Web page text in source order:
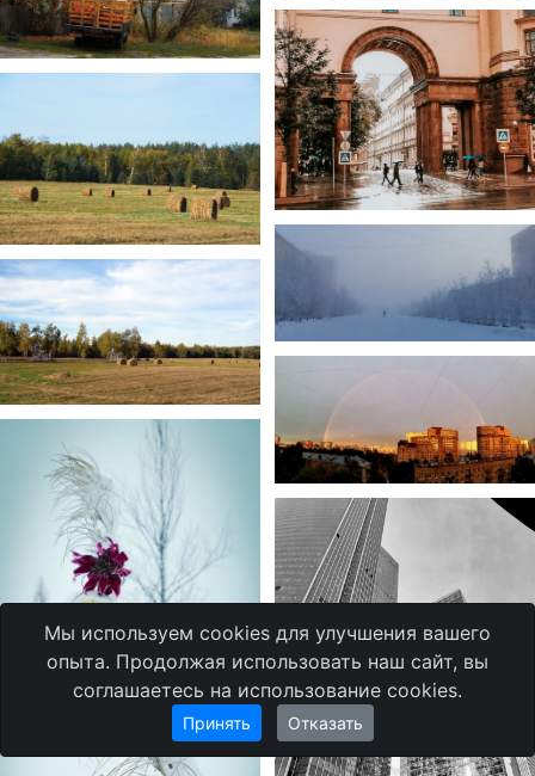
Мы используем cookies для улучшения вашего
опыта. Продолжая использовать наш сайт, вы
соглашаетесь на использование cookies.
Принять Отказать